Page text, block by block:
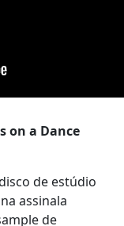
on a Dance
de estúdio
assinala
de